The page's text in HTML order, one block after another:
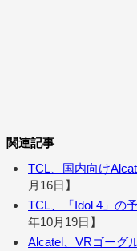
関連記事
TCL、国内向け
月16日】
TCL、「Idol 4」の
年10月19日】
Alcatel、VRゴーグ